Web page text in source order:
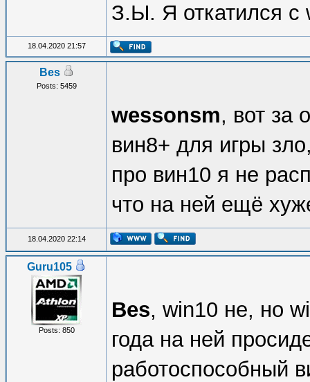
З.Ы. Я откатился с
18.04.2020 21:57
Bes
Posts: 5459
wessonsm, вот за
вин8+ для игры
про вин10 я не
что на ней ещё
18.04.2020 22:14
Guru105
Posts: 850
Bes, win10 не, но
года на ней
работоспособный